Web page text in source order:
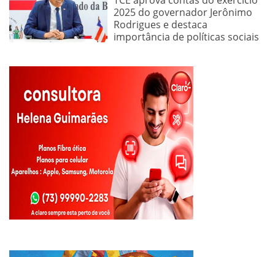
2025 do governador Jerônimo
Rodrigues e destaca
importância de políticas sociais